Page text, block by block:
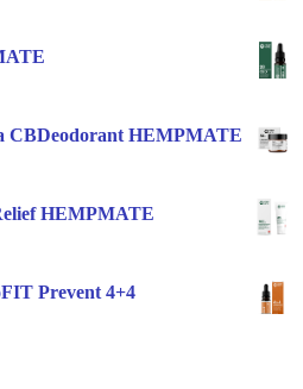
CBDeodorant HEMPMATE
HEMPMATE
Prevent 4+4